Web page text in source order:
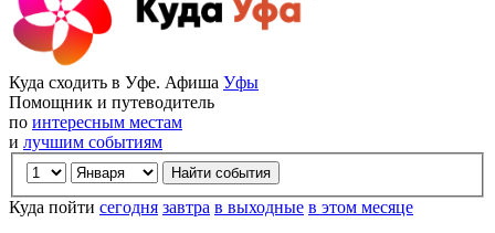
Куда сходить в Уфе. Афиша Уфы
Помощник и путеводитель
по интересным местам
и лучшим событиям
Куда пойти сегодня завтра в выходные в этом месяце